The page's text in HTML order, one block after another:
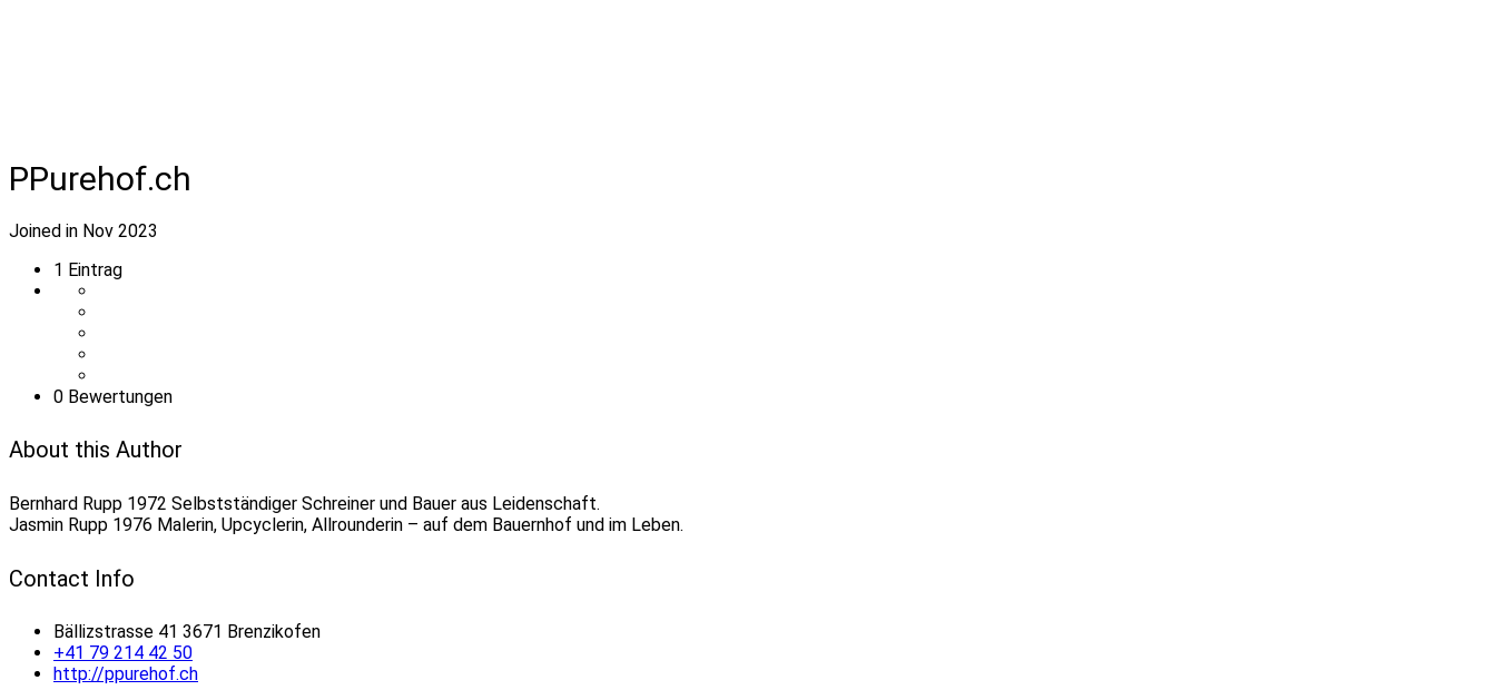
PPurehof.ch
Joined in Nov 2023
1 Eintrag
0 Bewertungen
About this Author
Bernhard Rupp 1972 Selbstständiger Schreiner und Bauer aus Leidenschaft.
Jasmin Rupp 1976 Malerin, Upcyclerin, Allrounderin – auf dem Bauernhof und im Leben.
Contact Info
Bällizstrasse 41 3671 Brenzikofen
+41 79 214 42 50
http://ppurehof.ch